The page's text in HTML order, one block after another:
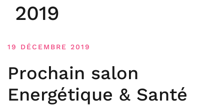
2019
19 DÉCEMBRE 2019
Prochain salon
Energétique & Santé